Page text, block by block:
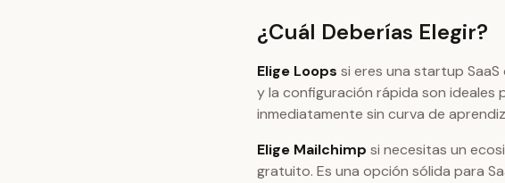
¿Cuál Deberías Elegir?
Elige Loops si eres una startup
y la configuración rápida son ideales
inmediatamente sin curva de
Elige Mailchimp si necesitas un
gratuito. Es una opción sólida para